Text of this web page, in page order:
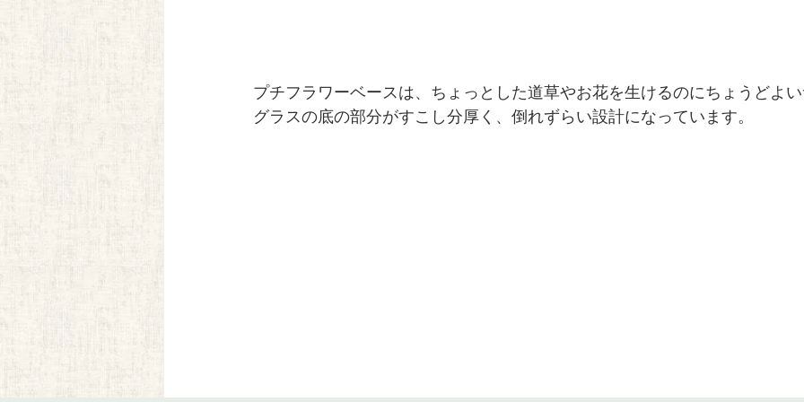
プチフラワーベースは、ちょっとした道草やお花を生けるのにちょうどよ
グラスの底の部分がすこし分厚く、倒れずらい設計になっています。